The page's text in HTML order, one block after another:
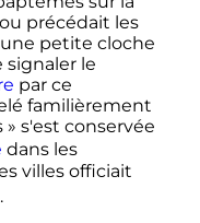
précédait les
petite cloche
le
par ce
familièrement
» s'est conservée
dans les
villes officiait
.